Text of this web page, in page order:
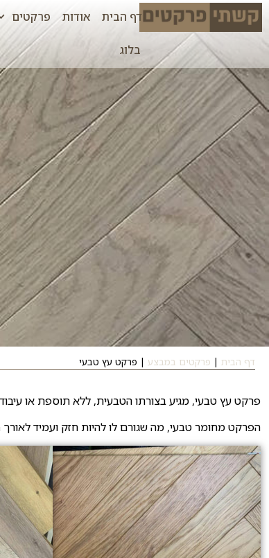
דף הבית אודות פרקטים
בלוג
דף הבית | פרקטים במבצע | פרקט עץ טבעי
פרקט עץ טבעי, מגיע בצורתו הטבעית, ללא תוספת או
הפרקט מחומר טבעי, מה שגורם לו להיות חזק ועמיד